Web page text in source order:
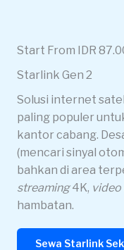
Start From IDR
Starlink Gen 2
Solusi internet
paling populer
kantor cabang.
(mencari sinyal
bahkan di area
streaming4K, video
hambatan.
Sewa Starlink